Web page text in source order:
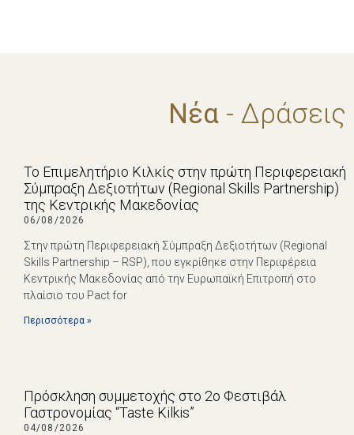
Νέα - Δράσεις
Το Επιμελητήριο Κιλκίς στην πρώτη Περιφερειακή
Σύμπραξη Δεξιοτήτων (Regional Skills Partnership)
της Κεντρικής Μακεδονίας
06/08/2026
Στην πρώτη Περιφερειακή Σύμπραξη Δεξιοτήτων (Regional
Skills Partnership – RSP), που εγκρίθηκε στην Περιφέρεια
Κεντρικής Μακεδονίας από την Ευρωπαϊκή Επιτροπή στο
πλαίσιο του Pact for
Περισσότερα »
Πρόσκληση συμμετοχής στο 2ο Φεστιβάλ
Γαστρονομίας “Taste Kilkis”
04/08/2026